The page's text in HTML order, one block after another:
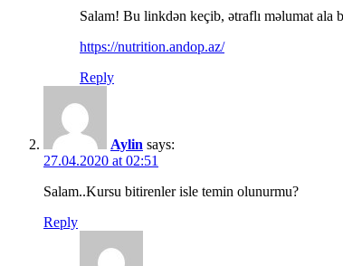
Salam! Bu linkdən keçib, ətraflı məlumat
https://nutrition.andop.az/
Reply
Aylin says:
27.04.2020 at 02:51
Salam..Kursu bitirenler isle temin olunurmu?
Reply